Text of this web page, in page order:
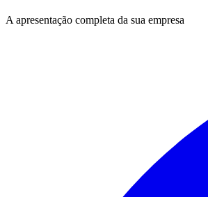
A apresentação completa da sua empresa